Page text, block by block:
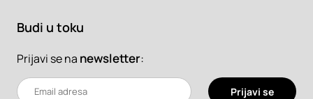
Budi u toku
Prijavi se na newsletter:
Prijavi se